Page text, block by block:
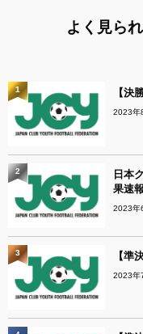
よく見ら
【決
2023年
1
日本
果速報
2023年
2
【準
2023年
3